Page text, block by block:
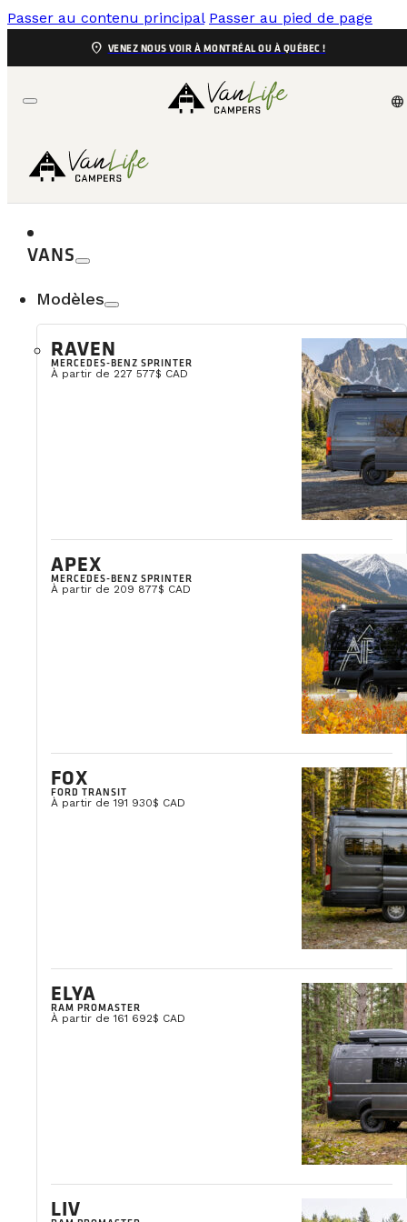
Passer au contenu principal Passer au pied de page
location_on VENEZ NOUS VOIR À MONTRÉAL OU À QUÉBEC !
language
VANS
Modèles
RAVEN
MERCEDES-BENZ SPRINTER
À partir de 227 577$ CAD
APEX
MERCEDES-BENZ SPRINTER
À partir de 209 877$ CAD
FOX
FORD TRANSIT
À partir de 191 930$ CAD
ELYA
RAM PROMASTER
À partir de 161 692$ CAD
LIV
Pourquoi la
Bienvenue dans le monde passionnant de la
le tout depuis le confort de ta van. Dans cet